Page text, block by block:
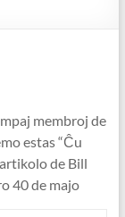
membroj de
estas “Ĉu
de Bill
40 de majo